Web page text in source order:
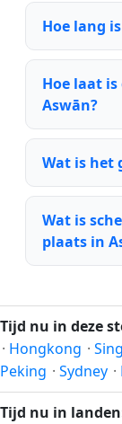
Hoe lang
Hoe laat
Aswān?
Wat is het
Wat is
plaats in
Tijd nu in deze
· Hongkong ·
Peking · Sydney ·
Tijd nu in